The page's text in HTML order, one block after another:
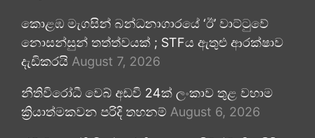
කොළඹ මැගසින් බන්ධනාගාරයේ ‘ඊ’ වාට්ටුවේ
නොසන්සුන් තත්ත්වයක් ; STFය ඇතුළු ආරක්ෂාව
දැඩිකරයි August 7, 2026
නීතිවිරෝධී වෙබ් අඩවි 24ක් ලංකාව තුළ වහාම
ක්‍රියාත්මකවන පරිදි තහනම් August 6, 2026